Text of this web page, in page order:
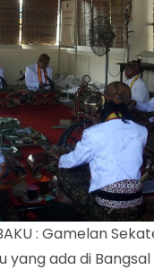
: Gamelan
yang ada di